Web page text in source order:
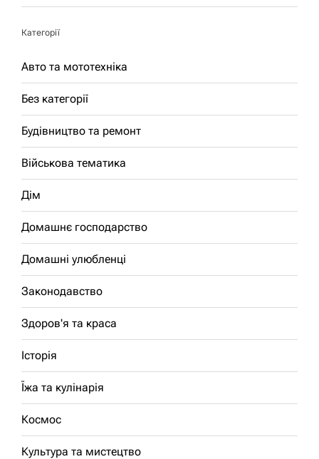
Категорії
Авто та мототехніка
Без категорії
Будівництво та ремонт
Військова тематика
Дім
Домашнє господарство
Домашні улюбленці
Законодавство
Здоров'я та краса
Історія
Їжа та кулінарія
Космос
Культура та мистецтво